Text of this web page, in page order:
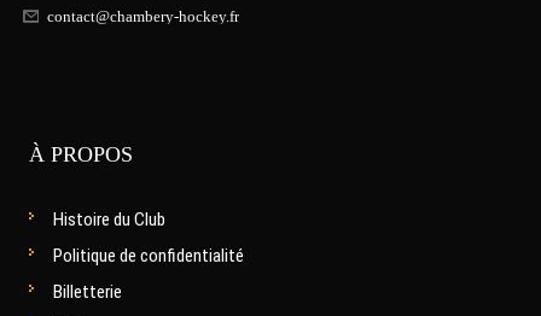
contact@chambery-hockey.fr
À PROPOS
Histoire du Club
Politique de confidentialité
Billetterie